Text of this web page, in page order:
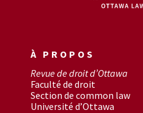
À PROPOS
Revue de droit d’Ottawa
Faculté de droit
Section de common law
Université d’Ottawa